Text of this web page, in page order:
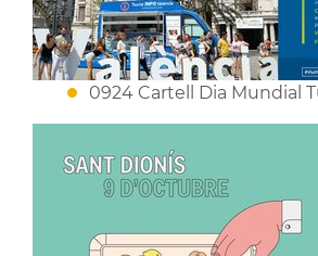
0924 Cartell Dia Mundial